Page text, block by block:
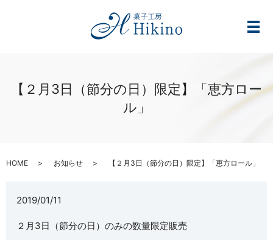
メ
【２月3日（節分の日）限定】「恵方ロー
ル」
HOME お知らせ 【２月3日（節分の日）限定】「恵方ロール」
2019/01/11
２月3日（節分の日）のみの数量限定販売